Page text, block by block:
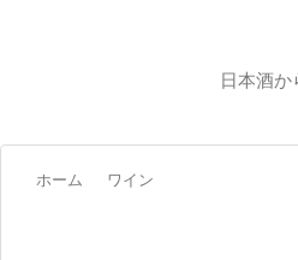
日本酒
ホーム ワイン